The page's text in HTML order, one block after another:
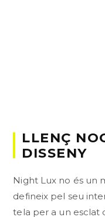
LLENÇ
DISSENY
Night Lux no és un
defineix pel seu
tela per a un esclat